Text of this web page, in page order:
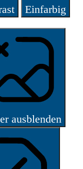
Einfarbig
ausblenden